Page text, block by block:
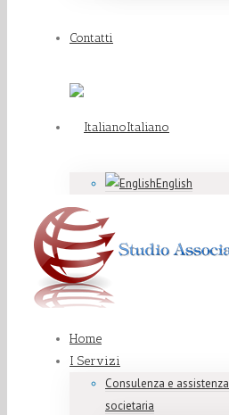
Contatti
Italiano
English
Home
I Servizi
Consulenza e assistenza
societaria